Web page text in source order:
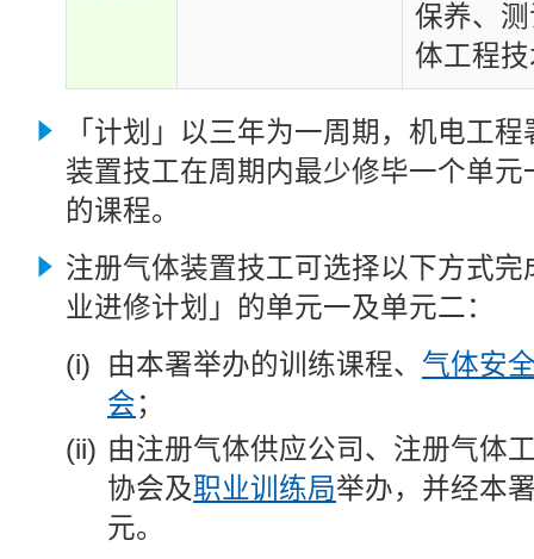
保养、
体工程
「计划」以三年为一周期，机电工
装置技工在周期内最少修毕一个单元
的课程。
注册气体装置技工可选择以下方式完
业进修计划」的单元一及单元二：
由本署举办的训练课程、 气体安
会；
由注册气体供应公司、注册气体
协会及职业训练局举办，并经本
元。